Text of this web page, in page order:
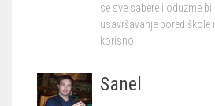
se sve sabere i oduzme
usavršavanje pored škole
korisno.
Sanel